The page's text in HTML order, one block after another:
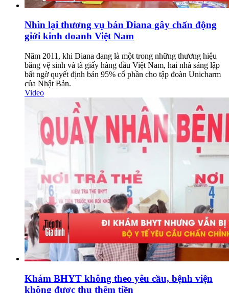
Nhìn lại thương vụ bán Diana gây chấn động
giới kinh doanh Việt Nam
Năm 2011, khi Diana đang là một trong những thương hiệu
băng vệ sinh và tã giấy hàng đầu Việt Nam, hai nhà sáng lập
bất ngờ quyết định bán 95% cổ phần cho tập đoàn Unicharm
của Nhật Bản.
Video
Khám BHYT không theo yêu cầu, bệnh viện
không được thu thêm tiền